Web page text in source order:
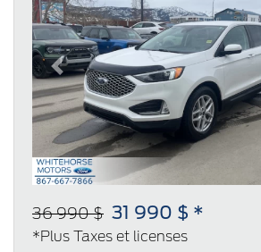
Previous
36 990 $ 31 990 $ *
*Plus Taxes et licenses